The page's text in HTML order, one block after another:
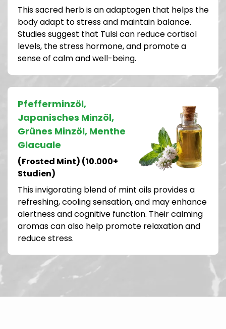
This sacred herb is an adaptogen that helps the
body adapt to stress and maintain balance.
Studies suggest that Tulsi can reduce cortisol
levels, the stress hormone, and promote a
sense of calm and well-being.
Pfefferminzöl,
Japanisches Minzöl,
Grünes Minzöl, Menthe
Glacuale
(Frosted Mint) (10.000+
Studien)
This invigorating blend of mint oils provides a
refreshing, cooling sensation, and may enhance
alertness and cognitive function. Their calming
aromas can also help promote relaxation and
reduce stress.